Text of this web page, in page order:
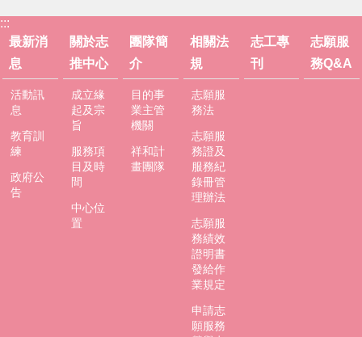
私
權
政
策
料
開
放
宣
:::
最新消
息
活動訊
息
教育訓
練
政府公
告
關於志
推中心
成立緣
起及宗
旨
服務項
目及時
間
中心位
置
團隊簡
介
目的事
業主管
機關
祥和計
畫團隊
相關法
規
志願服
務法
志願服
務證及
服務紀
錄冊管
理辦法
志願服
務績效
證明書
發給作
業規定
申請志
願服務
志工專
刊
志願服
務Q&A